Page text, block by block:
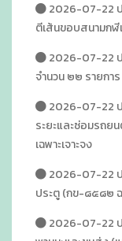
2026-07-22 ป
ตีเส้นขอบสนามกฬีเ
2026-07-22 ป
จำนวน ๒๒ รายการ
2026-07-22 ป
ระยะและซ่อมรถ
เฉพาะเจาะจง
2026-07-22 ป
ประตู (กข-๘๕๘๒ ฉ
2026-07-22 ป